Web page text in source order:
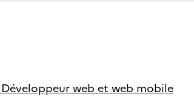
Développeur web et web mobile